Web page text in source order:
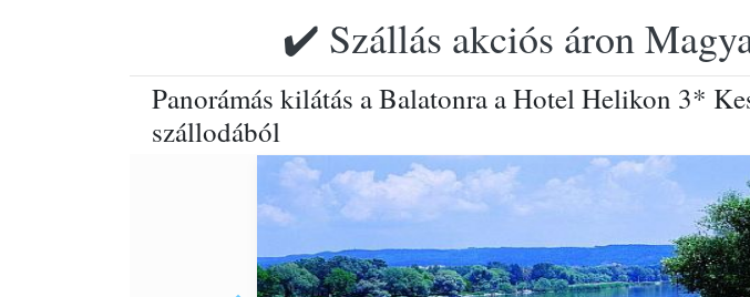
✔️ Szállás akciós áron
Panorámás kilátás a Balatonra a Hotel Helikon 3*
szállodából